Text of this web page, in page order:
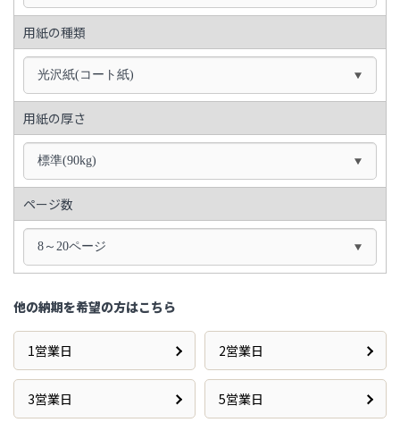
用紙の種類
光沢紙(コート紙)
用紙の厚さ
標準(90kg)
ページ数
8～20ページ
他の納期を希望の方はこちら
1営業日 2営業日
3営業日 5営業日